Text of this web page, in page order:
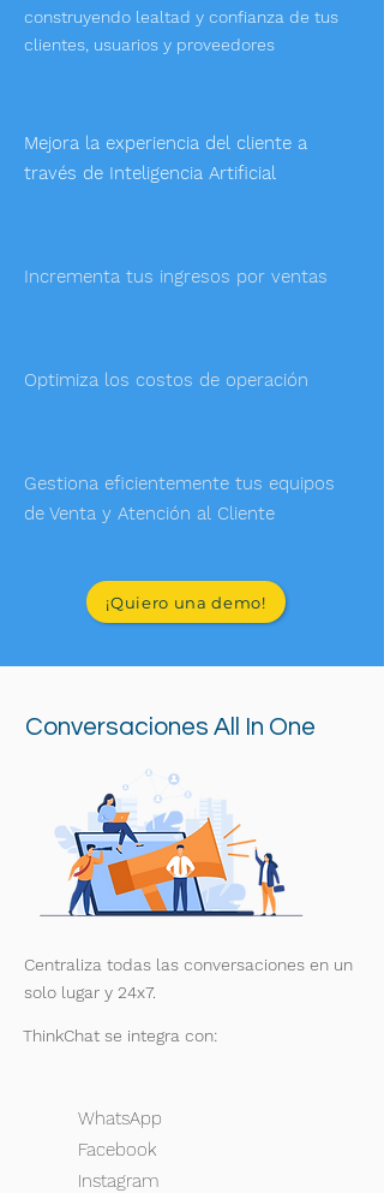
construyendo lealtad y confianza de tus
clientes, usuarios y proveedores
Mejora la experiencia del cliente a
través de Inteligencia Artificial
Incrementa tus ingresos por ventas
Optimiza los costos de operación
Gestiona eficientemente tus equipos
de Venta y Atención al Cliente
¡Quiero una demo!
Conversaciones All In One
Centraliza todas las conversaciones en un
solo lugar y 24x7.
ThinkChat se integra con:
WhatsApp
Facebook
Instagram